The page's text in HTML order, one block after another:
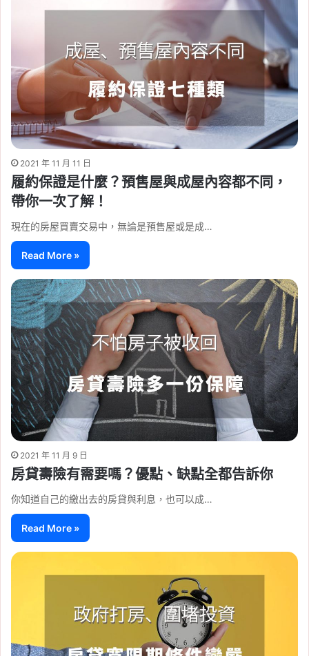
2021 年 11 月 11 日
履約保證是什麼？預售屋與成屋內容都不同，
帶你一次了解！
現在的房屋買賣交易中，無論是預售屋或是成…
Read More »
2021 年 11 月 9 日
房貸壽險有需要嗎？優點、缺點全都告訴你
你知道自己的繳出去的房貸與利息，也可以成…
Read More »